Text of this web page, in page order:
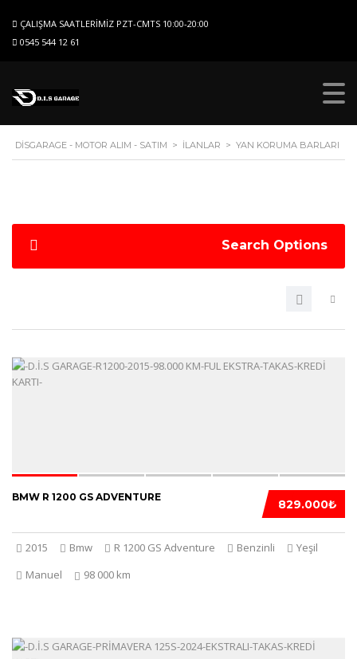
ÇALIŞMA SAATLERIMIZ PZT-CMTS 10:00-20:00
0545 544 12 61
DISGARAGE - MOTOR ALIM - SATIM > İLANLAR > YAN KORUMA BARLARI
Search Options
829.000₺
BMW R 1200 GS ADVENTURE
2015 Bmw R 1200 GS Adventure Benzinli
Yeşil
Manuel
98 000 km